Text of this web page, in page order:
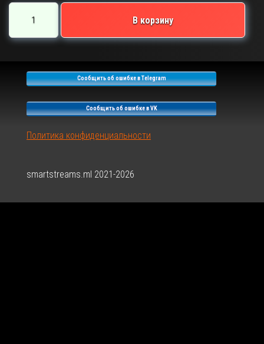
товара
SA-
В корзину
Сообщить об ошибке в Telegram
Сообщить об ошибке в VK
Политика конфиденциальности
smartstreams.ml 2021-2026